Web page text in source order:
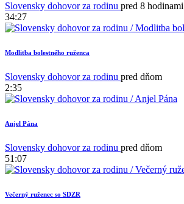
Slovensky dohovor za rodinu pred 8 hodinami
34:27
Modlitba bolestného ruženca
Slovensky dohovor za rodinu pred dňom
2:35
Anjel Pána
Slovensky dohovor za rodinu pred dňom
51:07
Večerný ruženec so SDZR